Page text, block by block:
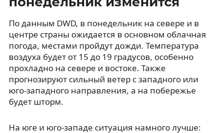
По данным DWD, в понедельник на севере и в
центре страны ожидается в основном облачная
погода, местами пройдут дожди. Температура
воздуха будет от 15 до 19 градусов, особенно
прохладно на севере и востоке. Также
прогнозируют сильный ветер с западного или
юго-западного направления, а на побережье
будет шторм.
На юге и юго-западе ситуация намного лучше: